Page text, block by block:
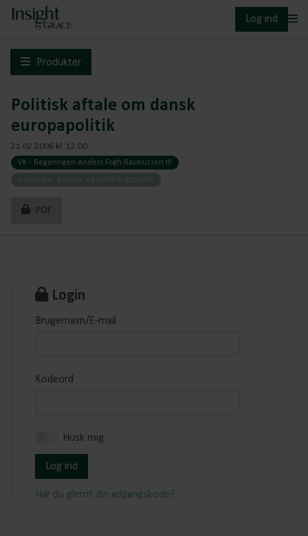
Log ind
Produkter
Politisk aftale om dansk
europapolitik
21.02.2008 kl. 12:00
VK - Regeringen Anders Fogh Rasmussen III
Udenrigs-, europa- og udviklingspolitik
PDF
Login
Brugernavn/E-mail
Kodeord
Husk mig
Log ind
Har du glemt din adgangskode?